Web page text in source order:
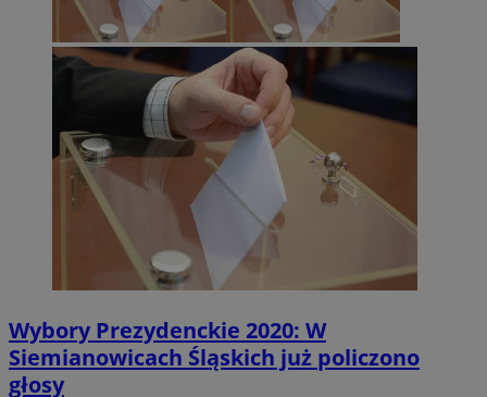
Wybory Prezydenckie 2020: W
Siemianowicach Śląskich już policzono
głosy